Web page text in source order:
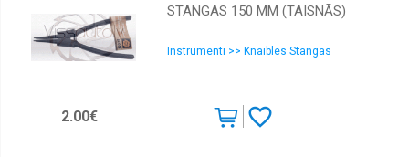
Muciņas
Mērinstrumenti
STANGAS 150 MM (TAISNĀS)
Instrumenti >> Knaibles Stangas
2.00€